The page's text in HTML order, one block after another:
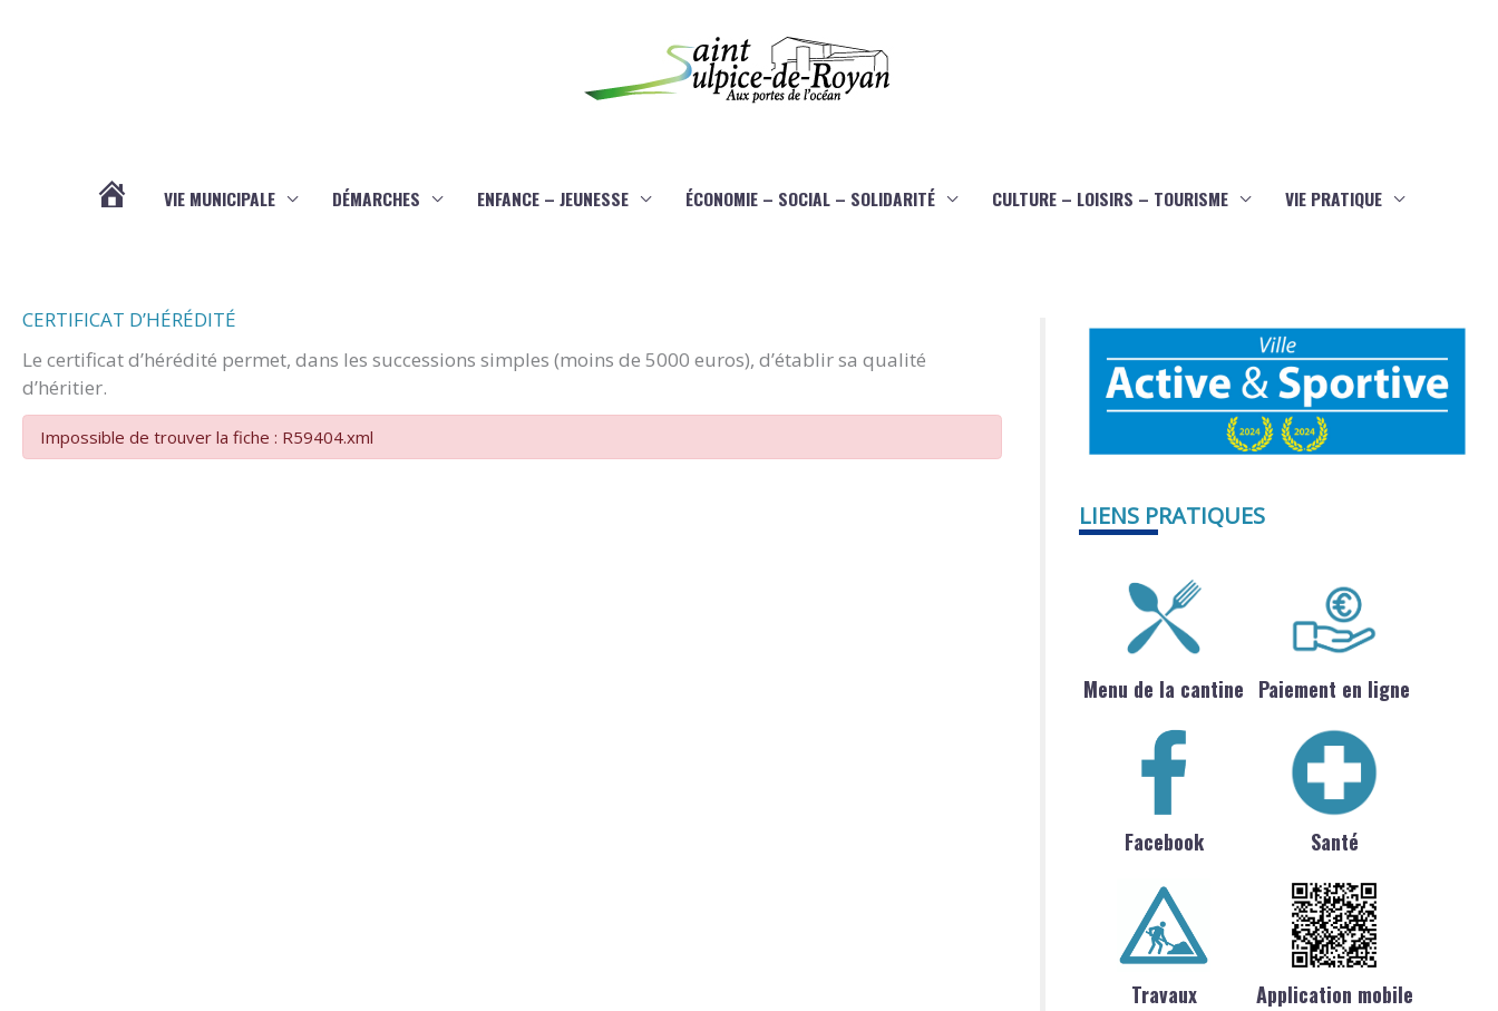
VIE MUNICIPALE DÉMARCHES ENFANCE – JEUNESSE ÉCONOMIE – SOCIAL – SOLIDARITÉ CULTURE – LOISIRS – TOURISME VIE PRATIQUE
CERTIFICAT D’HÉRÉDITÉ
Le certificat d’hérédité permet, dans les successions simples (moins de 5000 euros), d’établir sa qualité
d’héritier.
Impossible de trouver la fiche : R59404.xml
LIENS PRATIQUES
Menu de la cantine Paiement en ligne
Facebook Santé
Travaux Application mobile